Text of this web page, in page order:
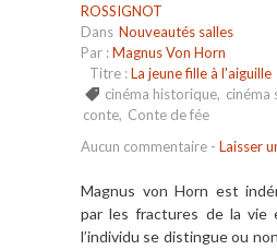
ROSSIGNOT
Dans Nouveautés salles
Par :Magnus Von Horn
Titre :La jeune fille à l'aiguille
cinéma historique, cinéma
conte, Conte de fée
Aucun commentaire - Laisser
Magnus von Horn est
par les fractures de la vie
l’individu se distingue ou